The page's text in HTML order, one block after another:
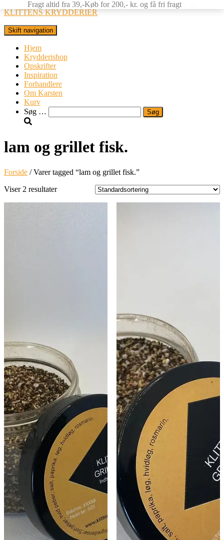
Fragt altid fra 39,-Køb for 200,- kr. og få fri fragt
KLITTENS KRYDDERIER
Skift navigation
Hjem
Krydderishop
Opskrifter
Inspiration
Forhandlere
Om Karsten
Kurv
Søg
efter:
Søg …
lam og grillet fisk.
Forside / Varer tagged “lam og grillet fisk.”
Viser 2 resultater